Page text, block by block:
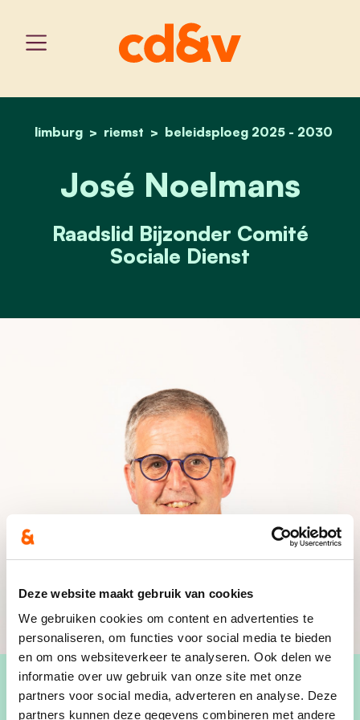
Deze website maakt gebruik van cookies
We gebruiken cookies om content en advertenties te
personaliseren, om functies voor social media te bieden
en om ons websiteverkeer te analyseren. Ook delen we
informatie over uw gebruik van onze site met onze
partners voor social media, adverteren en analyse. Deze
partners kunnen deze gegevens combineren met andere
home
limburg riemst beleidsploeg 2025 - 2030
josé noelmans
José Noelmans
Raadslid Bijzonder Comité
Sociale Dienst